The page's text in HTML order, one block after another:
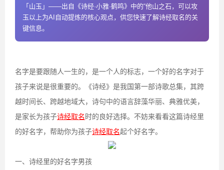
「山玉」——出自《诗经·小雅·鹤鸣》中的“他山之石，可以攻
玉以上为AI自动提炼的核心观点，供您快速了解诗经取名的关
键信息。
名字是要跟随人一生的，是一个人的标志，一个好的名字对于
孩子来说是很重要的。《诗经》是我国第一部诗歌总集，其跨
越时间长、跨越地域大，诗句中的语言辞藻华丽、典雅优美，
是家长为孩子诗经取名 时的良好选择。不妨来看看这篇诗经里
的好名字，帮助你为孩子诗经取名起个好名字。
一、诗经里的好名字男孩